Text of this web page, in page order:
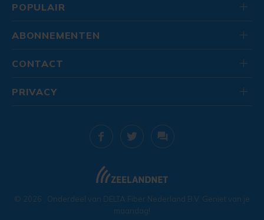
POPULAIR
ABONNEMENTEN
CONTACT
© 2026 . Onderdeel van DELTA Fiber Nederland B.V. Geniet van je
maandag!
PRIVACY